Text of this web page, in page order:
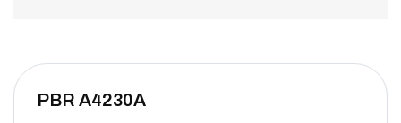
PBR A4230A